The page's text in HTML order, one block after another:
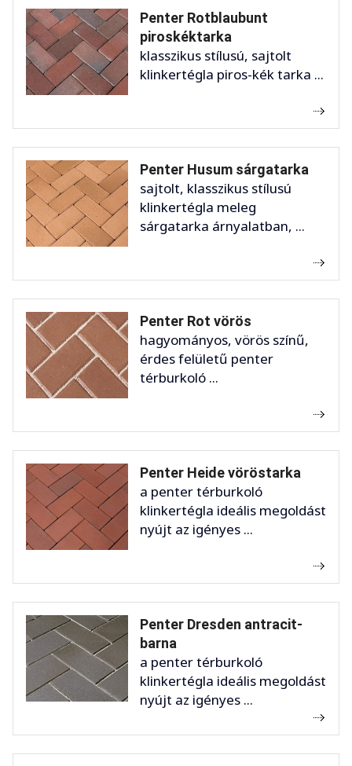
Penter Rotblaubunt
piroskéktarka
klasszikus stílusú, sajtolt
klinkertégla piros-kék tarka ...
Penter Husum sárgatarka
sajtolt, klasszikus stílusú
klinkertégla meleg
sárgatarka árnyalatban, ...
Penter Rot vörös
hagyományos, vörös színű,
érdes felületű penter
térburkoló ...
Penter Heide vöröstarka
a penter térburkoló
klinkertégla ideális megoldást
nyújt az igényes ...
Penter Dresden antracit-
barna
a penter térburkoló
klinkertégla ideális megoldást
nyújt az igényes ...